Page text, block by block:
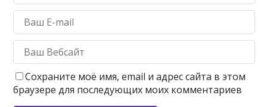
Сохраните моё имя, email и адрес сайта в этом
браузере для последующих моих комментариев